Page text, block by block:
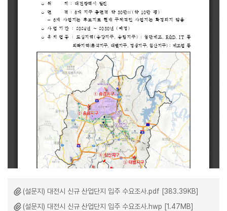
(설문지) 대전시 신규 산업단지 입주 수요조사.pdf [383.39KB]
(설문지) 대전시 신규 산업단지 입주 수요조사.hwp [1.47MB]